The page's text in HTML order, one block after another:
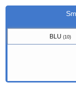
BLU (10)